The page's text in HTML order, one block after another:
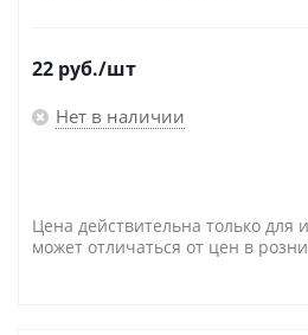
22 руб./шт
Нет в наличии
Цена действительна только для
может отличаться от цен в